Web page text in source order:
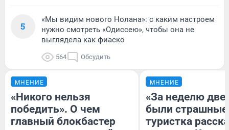
5
«Мы видим нового Нолана»: с каким настроем
нужно смотреть «Одиссею», чтобы она не
выглядела как фиаско
564 Обсудить
МНЕНИЕ
«Никого нельзя
победить». О чем
главный блокбастер
МНЕНИЕ
«За неделю две
были
туристка